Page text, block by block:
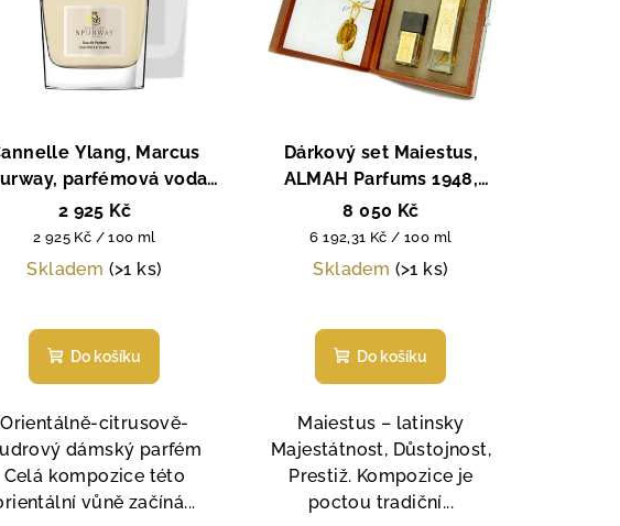
Ylang, Marcus
parfémová voda,
100 ml
2 925 Kč
Měrná
cena:
2 925 Kč / 100 ml
Skladem (>1 ks)
hodnocení
produktu
je
5,0
hvězdiček.
Do košíku
Orientálně-citrusově-
dámský parfém
Celá kompozice této
vůně začíná...
Dárkový set Maiestus,
ALMAH Parfums 1948,
unisex parfémová voda, 100
ml+ 30ml
8 050 Kč
Měrná
cena:
6 192,31 Kč / 100 ml
Skladem (>1 ks)
Do košíku
Maiestus – latinsky
Majestátnost, Důstojnost,
Prestiž. Kompozice je
poctou tradiční...